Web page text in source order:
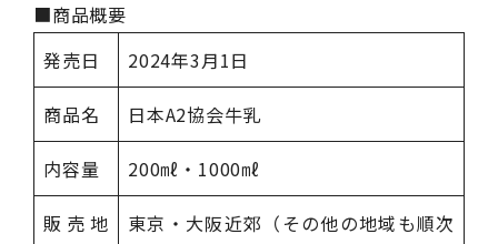
■商品概要
発売日
2024年3月1日
商品名 日本A2協会牛乳
内容量 200㎖・1000㎖
販売地
東京・大阪近郊（その他の地域も順次